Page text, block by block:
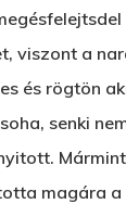
viszont a
és rögtön
senki
magára a